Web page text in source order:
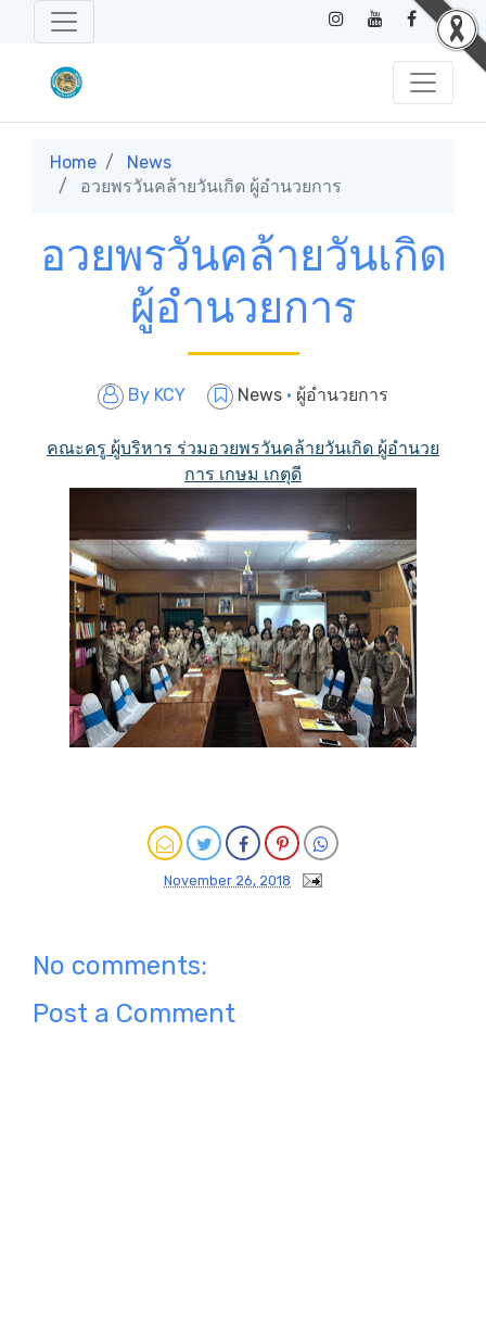
Home
News
อวยพรวันคล้ายวันเกิด ผู้อำนวยการ
อวยพรวันคล้ายวันเกิด
ผู้อำนวยการ
By KCY News · ผู้อำนวยการ
คณะครู ผู้บริหาร ร่วมอวยพรวันคล้ายวันเกิด ผู้อำนวย
การ เกษม เกตุดี
November 26, 2018
No comments:
Post a Comment